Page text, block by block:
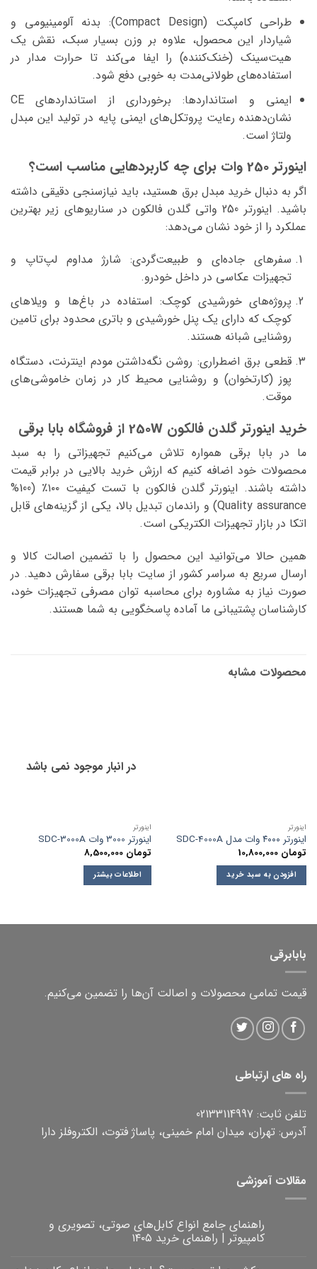
طراحی کامپکت (Compact Design): بدنه آلومینیومی و
شیاردار این محصول، علاوه بر وزن بسیار سبک، نقش یک
هیت‌سینک (خنک‌کننده) را ایفا می‌کند تا حرارت مدار در
استفاده‌های طولانی‌مدت به خوبی دفع شود.
ایمنی و استانداردها: برخورداری از استانداردهای CE
نشان‌دهنده رعایت پروتکل‌های ایمنی پایه در تولید این مبدل
ولتاژ است.
اینورتر 250 وات برای چه کاربردهایی مناسب است؟
اگر به دنبال خرید مبدل برق هستید، باید نیازسنجی دقیقی داشته
باشید. اینورتر 250 واتی گلدن فالکون در سناریوهای زیر بهترین
عملکرد را از خود نشان می‌دهد:
سفرهای جاده‌ای و طبیعت‌گردی: شارژ مداوم لپ‌تاپ و
تجهیزات عکاسی در داخل خودرو.
پروژه‌های خورشیدی کوچک: استفاده در باغ‌ها و ویلاهای
کوچک که دارای یک پنل خورشیدی و باتری محدود برای تامین
روشنایی شبانه هستند.
قطعی برق اضطراری: روشن نگه‌داشتن مودم اینترنت، دستگاه
پوز (کارتخوان) و روشنایی محیط کار در زمان خاموشی‌های
موقت.
خرید اینورتر گلدن فالکون 250W از فروشگاه بابا برقی
ما در بابا برقی همواره تلاش می‌کنیم تجهیزاتی را به سبد
محصولات خود اضافه کنیم که ارزش خرید بالایی در برابر قیمت
داشته باشند. اینورتر گلدن فالکون با تست کیفیت ۱۰۰٪ (100%
Quality assurance) و راندمان تبدیل بالا، یکی از گزینه‌های قابل
اتکا در بازار تجهیزات الکتریکی است.
همین حالا می‌توانید این محصول را با تضمین اصالت کالا و
ارسال سریع به سراسر کشور از سایت بابا برقی سفارش دهید. در
صورت نیاز به مشاوره برای محاسبه توان مصرفی تجهیزات خود،
کارشناسان پشتیبانی ما آماده پاسخگویی به شما هستند.
محصولات مشابه
اینورتر
اینورتر ۴۰۰۰ وات مدل SDC-4000A
تومان
افزودن به سبد خرید
در انبار موجود نمی باشد
اینورتر
اینورتر 3000 وات SDC-3000A
تومان
اطلاعات بیشتر
بابابرقی
قیمت تمامی محصولات و اصالت آن‌ها را تضمین می‌کنیم.
راه های ارتباطی
تلفن ثابت: 02133114997
آدرس: تهران، میدان امام خمینی، پاساژ فتوت، الکتروفلز دارا
مقالات آموزشی
راهنمای جامع انواع کابل‌های صوتی، تصویری و
کامپیوتر | راهنمای خرید ۱۴۰۵